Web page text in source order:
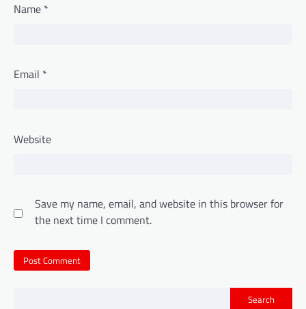
Name *
Email *
Website
Save my name, email, and website in this browser for
the next time I comment.
Search